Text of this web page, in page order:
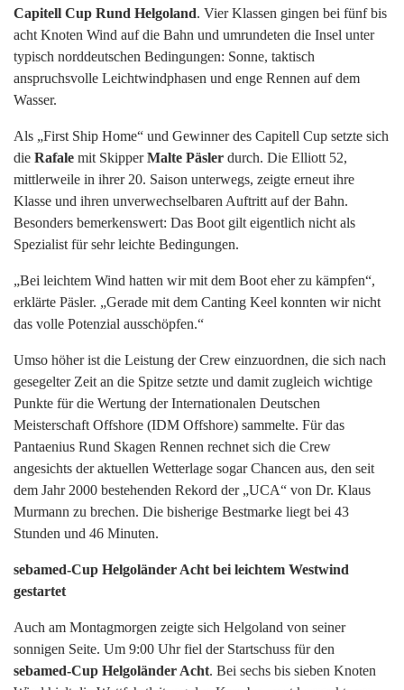
Capitell Cup Rund Helgoland. Vier Klassen gingen bei fünf bis
acht Knoten Wind auf die Bahn und umrundeten die Insel unter
typisch norddeutschen Bedingungen: Sonne, taktisch
anspruchsvolle Leichtwindphasen und enge Rennen auf dem
Wasser.
Als „First Ship Home“ und Gewinner des Capitell Cup setzte sich
die Rafale mit SkipperMalte Päsler durch. Die Elliott 52,
mittlerweile in ihrer 20. Saison unterwegs, zeigte erneut ihre
Klasse und ihren unverwechselbaren Auftritt auf der Bahn.
Besonders bemerkenswert: Das Boot gilt eigentlich nicht als
Spezialist für sehr leichte Bedingungen.
„Bei leichtem Wind hatten wir mit dem Boot eher zu kämpfen“,
erklärte Päsler. „Gerade mit dem Canting Keel konnten wir nicht
das volle Potenzial ausschöpfen.“
Umso höher ist die Leistung der Crew einzuordnen, die sich nach
gesegelter Zeit an die Spitze setzte und damit zugleich wichtige
Punkte für die Wertung der Internationalen Deutschen
Meisterschaft Offshore (IDM Offshore) sammelte. Für das
Pantaenius Rund Skagen Rennen rechnet sich die Crew
angesichts der aktuellen Wetterlage sogar Chancen aus, den seit
dem Jahr 2000 bestehenden Rekord der „UCA“ von Dr. Klaus
Murmann zu brechen. Die bisherige Bestmarke liegt bei 43
Stunden und 46 Minuten.
sebamed-Cup Helgoländer Acht bei leichtem Westwind
gestartet
Auch am Montagmorgen zeigte sich Helgoland von seiner
sonnigen Seite. Um 9:00 Uhr fiel der Startschuss für den
sebamed-Cup Helgoländer Acht. Bei sechs bis sieben Knoten